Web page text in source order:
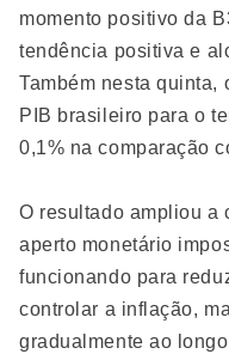
momento positivo da
tendência positiva e
Também nesta quinta,
PIB brasileiro para o
0,1% na comparação
O resultado ampliou a
aperto monetário
funcionando para
controlar a inflação,
gradualmente ao